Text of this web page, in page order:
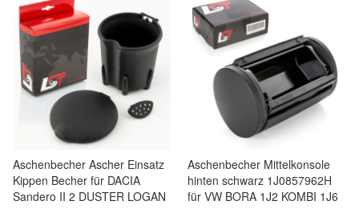
Aschenbecher Ascher Einsatz
Kippen Becher für DACIA
Sandero II 2 DUSTER LOGAN
Aschenbecher Mittelkonsole
hinten schwarz 1J0857962H
für VW BORA 1J2 KOMBI 1J6